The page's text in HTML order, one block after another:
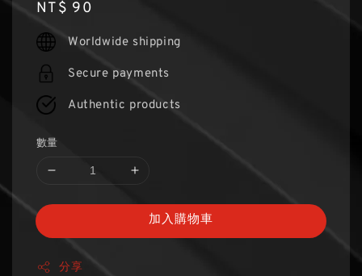
Regular
price
NT$ 90
Worldwide shipping
Secure payments
Authentic products
數量
加入購物車
分享